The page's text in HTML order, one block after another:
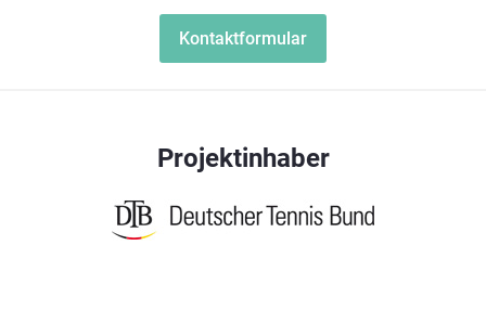
Kontaktformular
Projektinhaber